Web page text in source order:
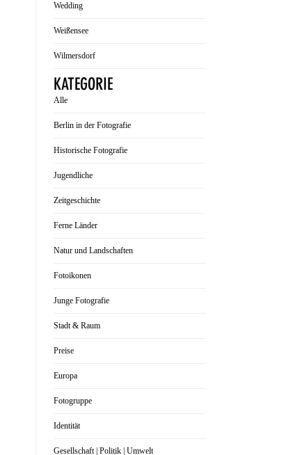
Wedding
Weißensee
Wilmersdorf
KATEGORIE
Alle
Berlin in der Fotografie
Historische Fotografie
Jugendliche
Zeitgeschichte
Ferne Länder
Natur und Landschaften
Fotoikonen
Junge Fotografie
Stadt & Raum
Preise
Europa
Fotogruppe
Identität
Gesellschaft | Politik | Umwelt